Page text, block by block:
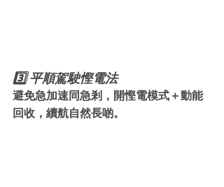
3️⃣ 平順駕駛慳電法
避免急加速同急剎，開慳電模式＋動能
回收，續航自然長啲。